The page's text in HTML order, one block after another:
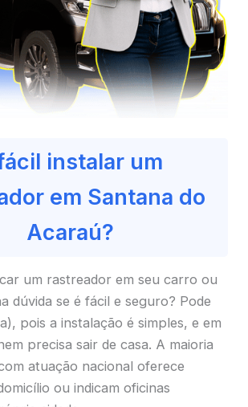
instalar um
em Santana do
Acaraú?
um rastreador em seu carro ou
dúvida se é fácil e seguro? Pode
pois a instalação é simples, e em
precisa sair de casa. A maioria
atuação nacional oferece
ou indicam oficinas